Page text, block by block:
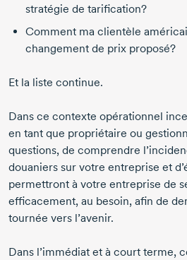
stratégie de tarification?
Comment ma clientèle
changement de prix proposé?
Et la liste continue.
Dans ce contexte opérationnel
en tant que propriétaire ou
questions, de comprendre
douaniers sur votre entreprise et
permettront à votre entreprise de
efficacement, au besoin, afin de
tournée vers l’avenir.
Dans l’immédiat et à court terme,